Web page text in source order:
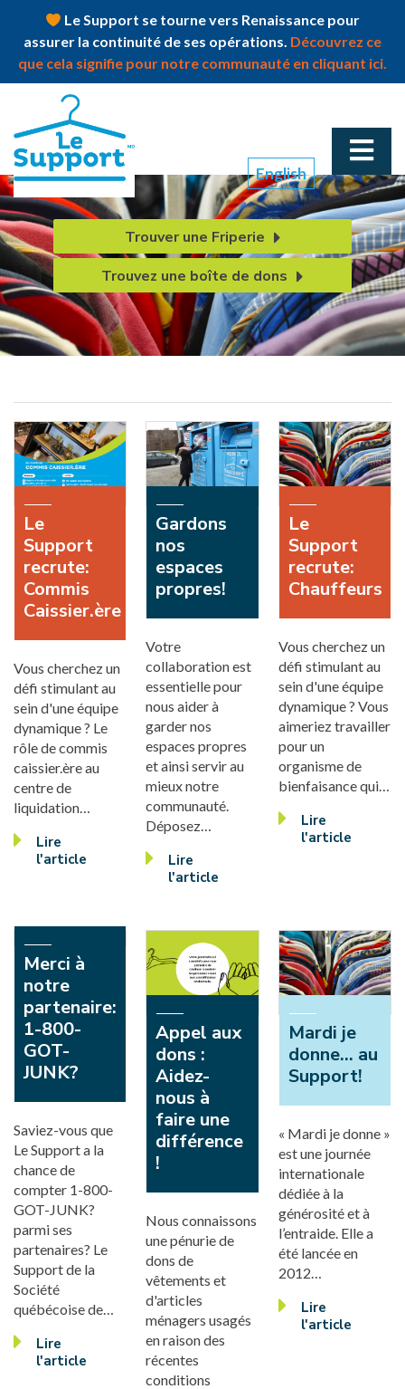
Le Support se tourne vers Renaissance pour
assurer la continuité de ses opérations. Découvrez ce
que cela signifie pour notre communauté en cliquant ici.
English
Trouver une Friperie
Trouvez une boîte de dons
Le
Support
recrute:
Commis
Caissier.ère
Vous cherchez un
défi stimulant au
sein d'une équipe
dynamique ? Le
rôle de commis
caissier.ère au
centre de
liquidation…
Lire
l'article
Gardons
nos
espaces
propres!
Votre
collaboration est
essentielle pour
nous aider à
garder nos
espaces propres
et ainsi servir au
mieux notre
communauté.
Déposez…
Lire
l'article
Le
Support
recrute:
Chauffeurs
Vous cherchez un
défi stimulant au
sein d'une équipe
dynamique ? Vous
aimeriez travailler
pour un
organisme de
bienfaisance qui…
Lire
l'article
Merci à
notre
partenaire:
1-800-
GOT-
JUNK?
Saviez-vous que
Le Support a la
chance de
compter 1-800-
GOT-JUNK?
parmi ses
partenaires? Le
Support de la
Société
québécoise de…
Lire
l'article
Appel aux
dons :
Aidez-
nous à
faire une
différence
!
Nous connaissons
une pénurie de
dons de
vêtements et
d'articles
ménagers usagés
en raison des
récentes
conditions
Mardi je
donne... au
Support!
« Mardi je donne »
est une journée
internationale
dédiée à la
générosité et à
l’entraide. Elle a
été lancée en
2012…
Lire
l'article